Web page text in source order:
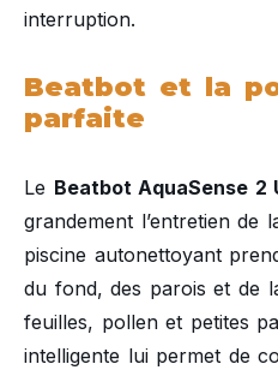
interruption.
Beatbot et la
parfaite
Le Beatbot AquaSense 2
grandement l’entretien de
piscine autonettoyant
du fond, des parois et de
feuilles, pollen et petites
intelligente lui permet de